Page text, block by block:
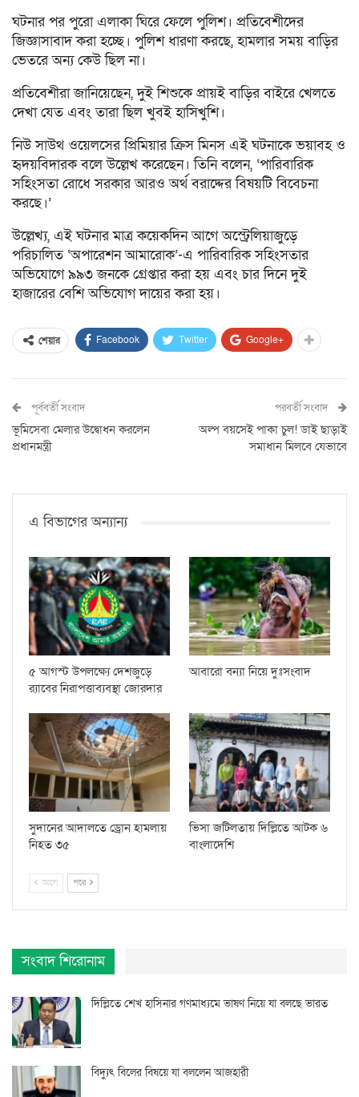
ঘটনার পর পুরো এলাকা ঘিরে ফেলে পুলিশ। প্রতিবেশীদের
জিজ্ঞাসাবাদ করা হচ্ছে। পুলিশ ধারণা করছে, হামলার সময় বাড়ির
ভেতরে অন্য কেউ ছিল না।
প্রতিবেশীরা জানিয়েছেন, দুই শিশুকে প্রায়ই বাড়ির বাইরে খেলতে
দেখা যেত এবং তারা ছিল খুবই হাসিখুশি।
নিউ সাউথ ওয়েলসের প্রিমিয়ার ক্রিস মিনস এই ঘটনাকে ভয়াবহ ও
হৃদয়বিদারক বলে উল্লেখ করেছেন। তিনি বলেন, ‘পারিবারিক
সহিংসতা রোধে সরকার আরও অর্থ বরাদ্দের বিষয়টি বিবেচনা
করছে।’
উল্লেখ্য, এই ঘটনার মাত্র কয়েকদিন আগে অস্ট্রেলিয়াজুড়ে
পরিচালিত ‘অপারেশন আমারোক’-এ পারিবারিক সহিংসতার
অভিযোগে ৯৯৩ জনকে গ্রেপ্তার করা হয় এবং চার দিনে দুই
হাজারের বেশি অভিযোগ দায়ের করা হয়।
শেয়ার Facebook Twitter Google+
পূর্ববর্তী সংবাদ
ভূমিসেবা মেলার উদ্বোধন করলেন
প্রধানমন্ত্রী
পরবর্তী সংবাদ
অল্প বয়সেই পাকা চুল! ডাই ছাড়াই
সমাধান মিলবে যেভাবে
এ বিভাগের অন্যান্য
৫ আগস্ট উপলক্ষ্যে দেশজুড়ে
র‌্যাবের নিরাপত্তাব্যবস্থা জোরদার
আবারো বন্যা নিয়ে দুঃসংবাদ
সুদানের আদালতে ড্রোন হামলায়
নিহত ৩৫
ভিসা জটিলতায় দিল্লিতে আটক ৬
বাংলাদেশি
আগে পরে
সংবাদ শিরোনাম
দিল্লিতে শেখ হাসিনার গণমাধ্যমে ভাষণ নিয়ে যা বলছে ভারত
বিদ্যুৎ বিলের বিষয়ে যা বললেন আজহারী